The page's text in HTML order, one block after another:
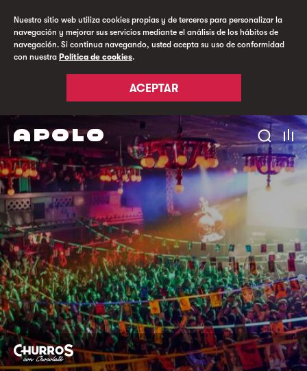
Nuestro sitio web utiliza cookies propias y de terceros para personalizar la
navegación y mejorar sus servicios mediante el análisis de los hábitos de
navegación. Si continua navegando, usted acepta su uso de conformidad
con nuestra Política de cookies.
ACEPTAR